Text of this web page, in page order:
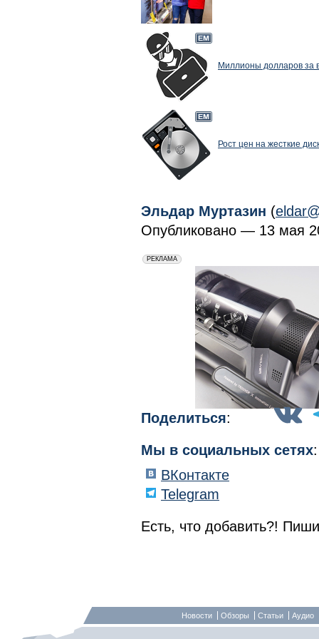
Миллионы долларов за
Рост цен на жесткие
Эльдар Муртазин (
Опубликовано — 13 мая
erid: 2VfnxxmNzs5
РЕКЛАМА
Поделиться:
Мы в социальных сетях:
ВКонтакте
Telegram
Есть, что добавить?!
Новости Обзоры Статьи Аудио